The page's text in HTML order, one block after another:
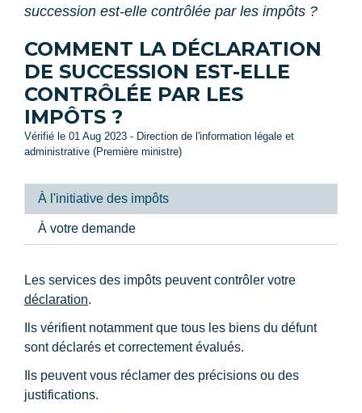
succession est-elle contrôlée par les impôts ?
COMMENT LA DÉCLARATION
DE SUCCESSION EST-ELLE
CONTRÔLÉE PAR LES
IMPÔTS ?
Vérifié le 01 Aug 2023 - Direction de l'information légale et
administrative (Première ministre)
À l'initiative des impôts
À votre demande
Les services des impôts peuvent contrôler votre
déclaration.
Ils vérifient notamment que tous les biens du défunt
sont déclarés et correctement évalués.
Ils peuvent vous réclamer des précisions ou des
justifications.